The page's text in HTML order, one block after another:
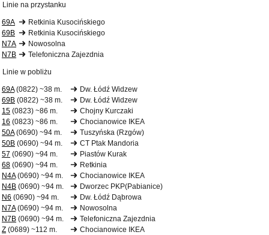
Linie na przystanku
69A
Retkinia Kusocińskiego
69B
Retkinia Kusocińskiego
N7A
Nowosolna
N7B
Telefoniczna Zajezdnia
Linie w pobliżu
69A(0822) ~38 m.
Dw. Łódź Widzew
69B (0822) ~38 m.
Dw. Łódź Widzew
15 (0823) ~86 m.
Chojny Kurczaki
16 (0823) ~86 m.
Chocianowice IKEA
50A(0690) ~94 m.
Tuszyńska (Rzgów)
50B (0690) ~94 m.
CT Ptak Mandoria
57 (0690) ~94 m.
Piastów Kurak
68 (0690) ~94 m.
Retkinia
N4A(0690) ~94 m.
Chocianowice IKEA
N4B (0690) ~94 m.
Dworzec PKP(Pabianice)
N6 (0690) ~94 m.
Dw. Łódź Dąbrowa
N7A(0690) ~94 m.
Nowosolna
N7B (0690) ~94 m.
Telefoniczna Zajezdnia
Z (0689) ~112 m.
Chocianowice IKEA